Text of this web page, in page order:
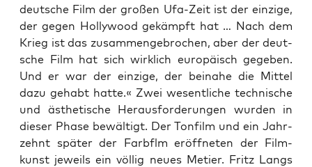
deut­sche Film der gro­ßen Ufa-Zeit ist der ein­zi­ge,
der gegen Hol­ly­wood gekämpft hat … Nach dem
Krieg ist das zusam­men­ge­bro­chen, aber der deut­
sche Film hat sich wirk­lich euro­pä­isch gege­ben.
Und er war der ein­zi­ge, der bei­na­he die Mit­tel
dazu gehabt hat­te.« Zwei wesent­li­che tech­ni­sche
und ästhe­ti­sche Her­aus­for­de­run­gen wur­den in
die­ser Pha­se bewäl­tigt. Der Ton­film und ein Jahr­
zehnt spä­ter der Farb­flm eröff­ne­ten der Film­
kunst jeweils ein völ­lig neu­es Metier. Fritz Langs